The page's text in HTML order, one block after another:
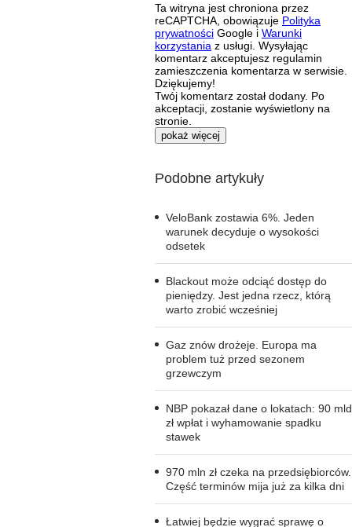
Ta witryna jest chroniona przez
reCAPTCHA, obowiązuje Polityka
prywatności Google i Warunki
korzystania z usługi. Wysyłając
komentarz akceptujesz regulamin
zamieszczenia komentarza w serwisie.
Dziękujemy!
Twój komentarz został dodany. Po
akceptacji, zostanie wyświetlony na
stronie.
pokaż więcej
Podobne artykuły
VeloBank zostawia 6%. Jeden
warunek decyduje o wysokości
odsetek
Blackout może odciąć dostęp do
pieniędzy. Jest jedna rzecz, którą
warto zrobić wcześniej
Gaz znów drożeje. Europa ma
problem tuż przed sezonem
grzewczym
NBP pokazał dane o lokatach: 90 mld
zł wpłat i wyhamowanie spadku
stawek
970 mln zł czeka na przedsiębiorców.
Część terminów mija już za kilka dni
Łatwiej będzie wygrać sprawę o